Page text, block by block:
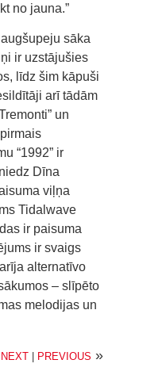
no jauna.”
sāka
ir uzstājušies
līdz šim kāpuši
arī tādām
un
“1992” ir
Dīna
viļņa
Tidalwave
ir paisuma
ir svaigs
alternatīvo
– slīpēto
melodijas un
NEXT | PREVIOUS »